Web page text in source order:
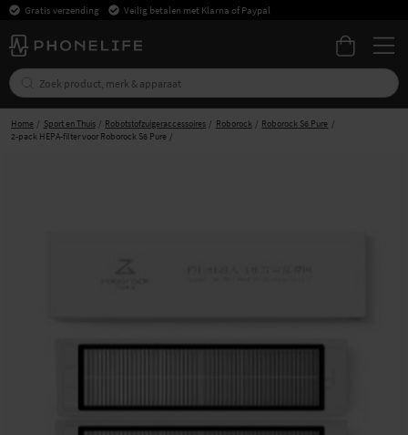
Gratis verzending Veilig betalen met Klarna of Paypal
Home Sport en Thuis Robotstofzuigeraccessoires Roborock
Roborock S6 Pure
2-pack HEPA-filter voor Roborock S6 Pure